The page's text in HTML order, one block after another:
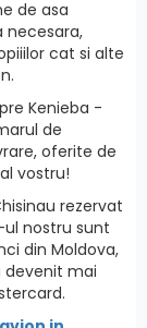
de asa
necesara,
cat si alte
Kenieba -
de
oferite de
vostru!
rezervat
nostru sunt
din Moldova,
devenit mai